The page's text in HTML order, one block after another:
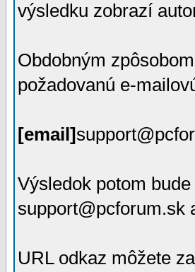
výsledku zobrazí
Obdobným
požadovanú e-
[email]
Výsledok potom bude
support@pcforum.sk
URL odkaz môžete